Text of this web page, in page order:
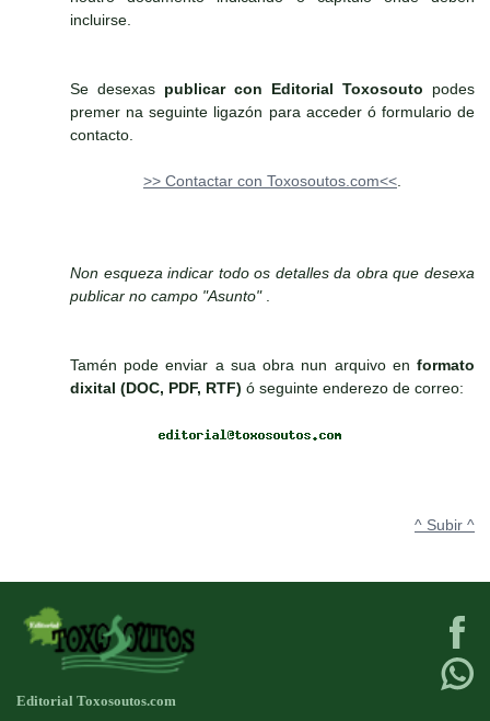
incluirse.
Se desexas publicar con Editorial Toxosouto podes
premer na seguinte ligazón para acceder ó formulario de
contacto.
>> Contactar con Toxosoutos.com<<.
Non esqueza indicar todo os detalles da obra que desexa
publicar no campo "Asunto" .
Tamén pode enviar a sua obra nun arquivo en formato
dixital (DOC, PDF, RTF) ó seguinte enderezo de correo:
^ Subir ^
Editorial Toxosoutos.com